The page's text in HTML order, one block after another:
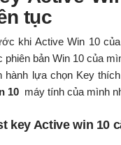
tục
khi Active Win 10
phiên bản Win 10 của
hành lựa chọn Key
10 máy tính của mình
key Active win 10